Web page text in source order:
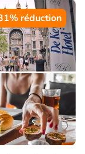
réduction